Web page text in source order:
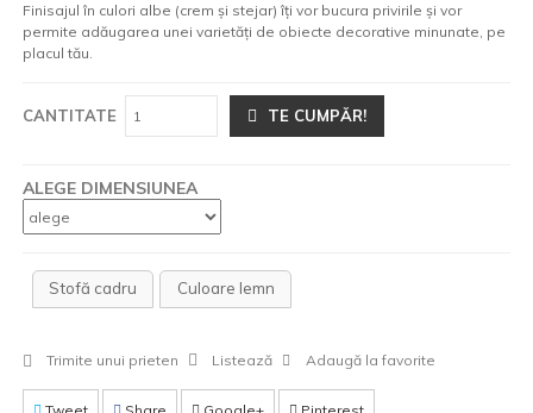
Finisajul în culori albe (crem şi stejar) îți vor bucura privirile şi vor
permite adăugarea unei varietăți de obiecte decorative minunate, pe
placul tău.
CANTITATE TE CUMPĂR!
ALEGE DIMENSIUNEA
Stofă cadru Culoare lemn
Trimite unui prieten Listează Adaugă la favorite